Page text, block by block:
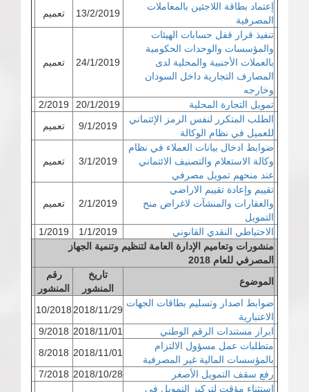
إعتماد بطاقة اللاجئين بالمعاملات
المصرفية
13/2/2019
تعميم
تنفيذ قرار قفل حسابات الهيئات
والمؤسسات والوحدات الحكومية
بالعملات الأجنبية والمحلية لدى
المصارف التجارية داخل السودان
وخارجه
24/1/2019 تعميم
تمويل التجارة المحلية 20/1/2019
2/2019
الطلب المتكرر لنفس الرمز الإئتماني
للعميل في نظام الوكالة
9/1/2019
تعميم
ضوابط ادخال بيانات العملاء في نظام
وكالة الاستعلام والتصنيف الائتماني
عند منحهم تمويل مصرفي
3/1/2019 تعميم
تقييم وإعادة تقييم الاراضي
والعقارات والمنشآت لاغراض منح
التمويل
2/1/2019 تعميم
الاحتياطي النقدي القانوني 1/1/2019
1/2019
منشورات وتعاميم الإدارة العامة لتنظيم وتنمية الجهاز
المصرفي للعام 2018
الموضوع
تاريخ
المنشور
رقم
المنشور
ضوابط اصدار وتسليم بطاقات الجهات
الاعتبارية
2018/11/29
10/2018
ابراز مستندات الرقم الوطني
2018/11/01
9/2018
متطلبات عمل مسؤول الالتزام
بالمؤسسات المالية غير المصرفية
2018/11/01
8/2018
رفع سقف التمويل الأصغر
2018/10/28
7/2018
إستثناء مؤقت لتركيز التمويل في